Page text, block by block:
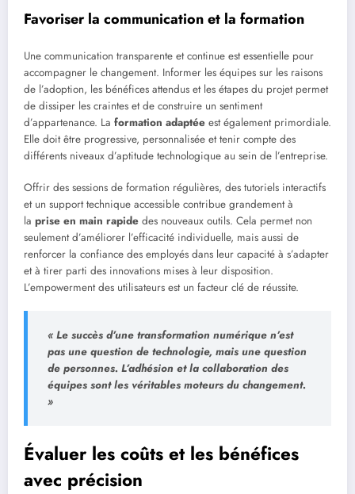
Favoriser la communication et la formation
Une communication transparente et continue est essentielle pour
accompagner le changement. Informer les équipes sur les raisons
de l’adoption, les bénéfices attendus et les étapes du projet permet
de dissiper les craintes et de construire un sentiment
d’appartenance. La formation adaptée est également primordiale.
Elle doit être progressive, personnalisée et tenir compte des
différents niveaux d’aptitude technologique au sein de l’entreprise.
Offrir des sessions de formation régulières, des tutoriels interactifs
et un support technique accessible contribue grandement à
la prise en main rapide des nouveaux outils. Cela permet non
seulement d’améliorer l’efficacité individuelle, mais aussi de
renforcer la confiance des employés dans leur capacité à s’adapter
et à tirer parti des innovations mises à leur disposition.
L’empowerment des utilisateurs est un facteur clé de réussite.
« Le succès d’une transformation numérique n’est
pas une question de technologie, mais une question
de personnes. L’adhésion et la collaboration des
équipes sont les véritables moteurs du changement.
»
Évaluer les coûts et les bénéfices
avec précision